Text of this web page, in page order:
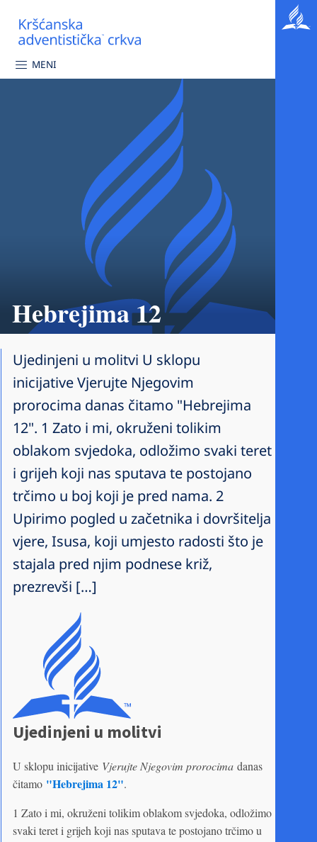
MENI
Hebrejima 12
Ujedinjeni u molitvi U sklopu
inicijative Vjerujte Njegovim
prorocima danas čitamo "Hebrejima
12". 1 Zato i mi, okruženi tolikim
oblakom svjedoka, odložimo svaki teret
i grijeh koji nas sputava te postojano
trčimo u boj koji je pred nama. 2
Upirimo pogled u začetnika i dovršitelja
vjere, Isusa, koji umjesto radosti što je
stajala pred njim podnese križ,
prezrevši […]
Ujedinjeni u molitvi
U sklopu inicijative Vjerujte Njegovim prorocima danas
čitamo "Hebrejima 12".
1 Zato i mi, okruženi tolikim oblakom svjedoka, odložimo
svaki teret i grijeh koji nas sputava te postojano trčimo u